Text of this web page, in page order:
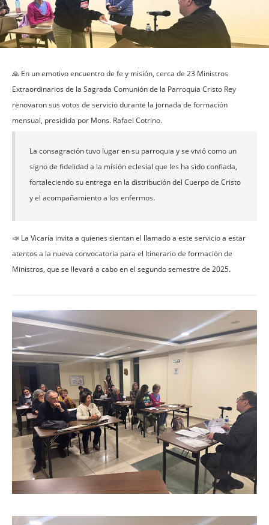
🙏 En un emotivo encuentro de fe y misión, cerca de 23 Ministros
Extraordinarios de la Sagrada Comunión de la Parroquia Cristo Rey
renovaron sus votos de servicio durante la jornada de formación
mensual, presidida por Mons. Rafael Cotrino.
La consagración tuvo lugar en su parroquia y se vivió como un
signo de fidelidad a la misión eclesial que les ha sido confiada,
fortaleciendo su entrega en la distribución del Cuerpo de Cristo
y el acompañamiento a los enfermos.
📣 La Vicaría invita a quienes sientan el llamado a este servicio a estar
atentos a la nueva convocatoria para el Itinerario de formación de
Ministros, que se llevará a cabo en el segundo semestre de 2025.